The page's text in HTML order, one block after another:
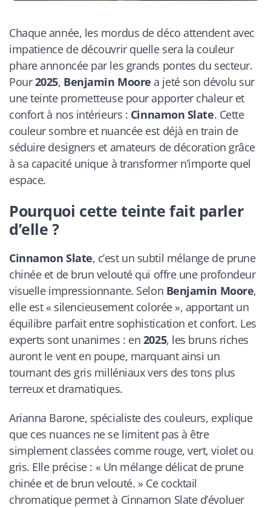
Chaque année, les mordus de déco attendent avec
impatience de découvrir quelle sera la couleur
phare annoncée par les grands pontes du secteur.
Pour2025, Benjamin Moore a jeté son dévolu sur
une teinte prometteuse pour apporter chaleur et
confort à nos intérieurs : Cinnamon Slate. Cette
couleur sombre et nuancée est déjà en train de
séduire designers et amateurs de décoration grâce
à sa capacité unique à transformer n’importe quel
espace.
Pourquoi cette teinte fait parler
d’elle ?
Cinnamon Slate, c’est un subtil mélange de prune
chinée et de brun velouté qui offre une profondeur
visuelle impressionnante. Selon Benjamin Moore,
elle est « silencieusement colorée », apportant un
équilibre parfait entre sophistication et confort. Les
experts sont unanimes : en 2025, les bruns riches
auront le vent en poupe, marquant ainsi un
tournant des gris milléniaux vers des tons plus
terreux et dramatiques.
Arianna Barone, spécialiste des couleurs, explique
que ces nuances ne se limitent pas à être
simplement classées comme rouge, vert, violet ou
gris. Elle précise : « Un mélange délicat de prune
chinée et de brun velouté. » Ce cocktail
chromatique permet à Cinnamon Slate d’évoluer